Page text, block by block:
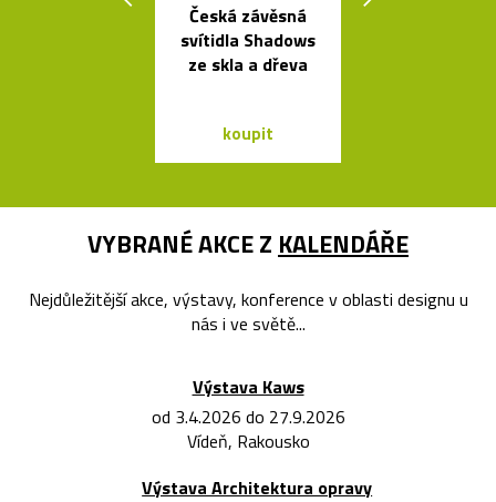
Česká závěsná
svítidla Shadows
ze skla a dřeva
koupit
VYBRANÉ AKCE Z KALENDÁŘE
Nejdůležitější akce, výstavy, konference v oblasti designu u
nás i ve světě...
Výstava Kaws
od 3.4.2026 do 27.9.2026
Vídeň, Rakousko
Výstava Architektura opravy